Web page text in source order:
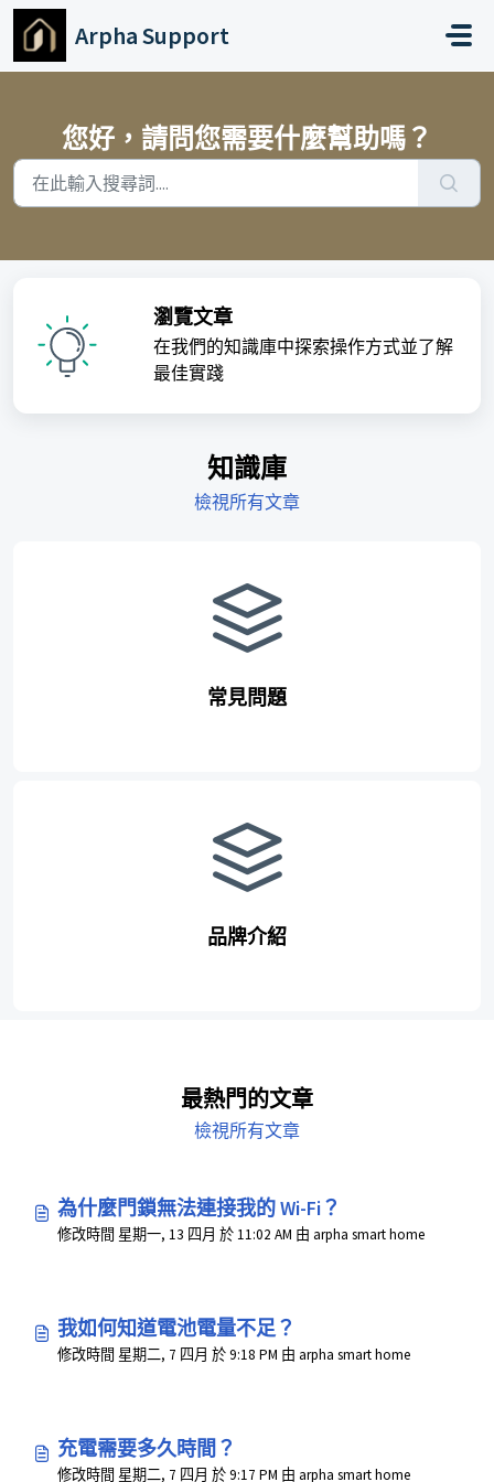
略過至主要內容
Arpha Support
您好，請問您需要什麼幫助嗎？
瀏覽文章
在我們的知識庫中探索操作方式並了解
最佳實踐
知識庫
檢視所有文章
常見問題
品牌介紹
最熱門的文章
檢視所有文章
為什麼門鎖無法連接我的 Wi-Fi？
修改時間 星期一, 13 四月 於 11:02 AM 由 arpha smart home
我如何知道電池電量不足？
修改時間 星期二, 7 四月 於 9:18 PM 由 arpha smart home
充電需要多久時間？
修改時間 星期二, 7 四月 於 9:17 PM 由 arpha smart home